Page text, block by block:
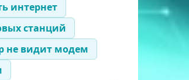
интернет
станций
не видит модем